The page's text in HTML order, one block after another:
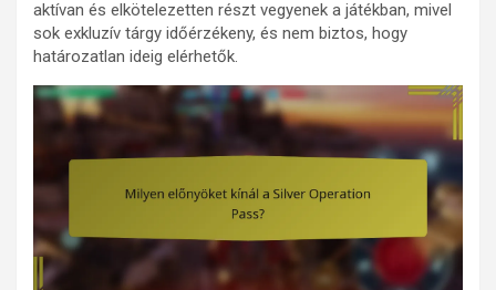
aktívan és elkötelezetten részt vegyenek a játékban, mivel
sok exkluzív tárgy időérzékeny, és nem biztos, hogy
határozatlan ideig elérhetők.